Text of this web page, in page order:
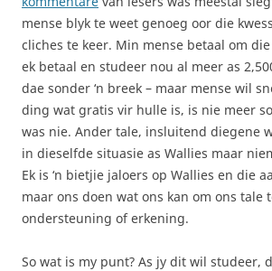
mense blyk te weet genoeg oor die
cliches te keer. Min mense betaal om
ek betaal en studeer nou al meer as
dae sonder ‘n breek – maar mense wil
ding wat gratis vir hulle is, is nie meer
was nie. Ander tale, insluitend diegene
in dieselfde situasie as Wallies maar
Ek is ‘n bietjie jaloers op Wallies en die
maar ons doen wat ons kan om ons tale
ondersteuning of erkening.
So wat is my punt? As jy dit wil studeer,